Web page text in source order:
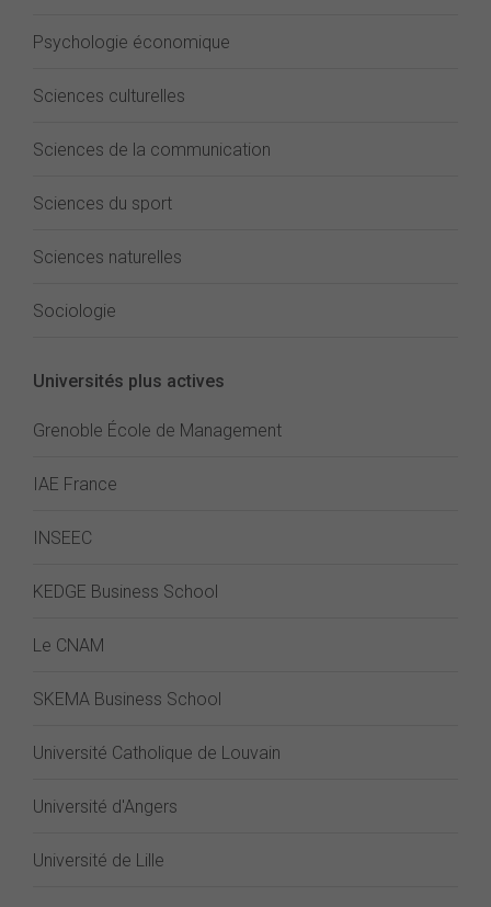
Psychologie économique
Sciences culturelles
Sciences de la communication
Sciences du sport
Sciences naturelles
Sociologie
Universités plus actives
Grenoble École de Management
IAE France
INSEEC
KEDGE Business School
Le CNAM
SKEMA Business School
Université Catholique de Louvain
Université d'Angers
Université de Lille